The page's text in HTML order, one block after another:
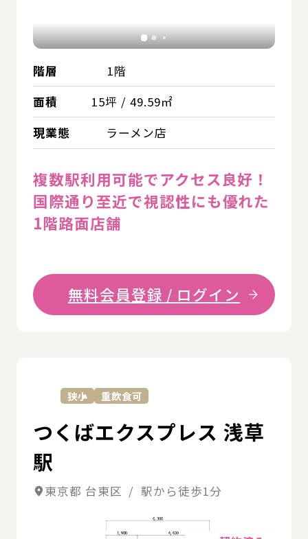
階層
1階
面積
15坪 / 49.59㎡
現業態
ラーメン店
複数駅利用可能でアクセス良好！
国際通り至近で視認性にも優れた
1階路面店舗
無料会員登録 / ログイン
狭小 重飲食可
つくばエクスプレス 浅草
駅
東京都 台東区 / 駅から徒歩1分